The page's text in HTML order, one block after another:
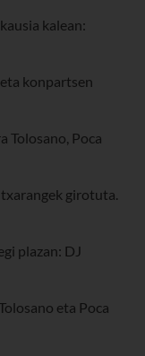
kalean:
konpartsen
Tolosano, Poca
girotuta.
plazan: DJ
eta Poca